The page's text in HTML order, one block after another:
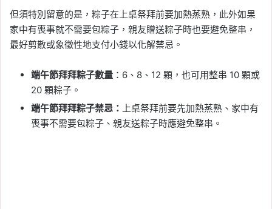
但須特別留意的是，粽子在上桌祭拜前要加熱蒸熟，此外如果
家中有喪事就不需要包粽子，親友贈送粽子時也要避免整串，
最好剪散或象徵性地支付小錢以化解禁忌。
端午節拜拜粽子數量 ：6、8、12 顆，也可用整串 10 顆或
20 顆粽子。
端午節拜拜粽子禁忌： 上桌祭拜前要先加熱蒸熟、家中有
喪事不需要包粽子、親友送粽子時應避免整串。